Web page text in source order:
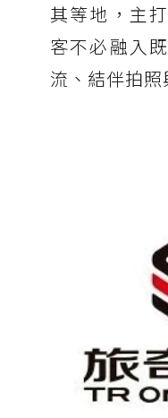
其等地，主
客不必融入
流、結伴拍照